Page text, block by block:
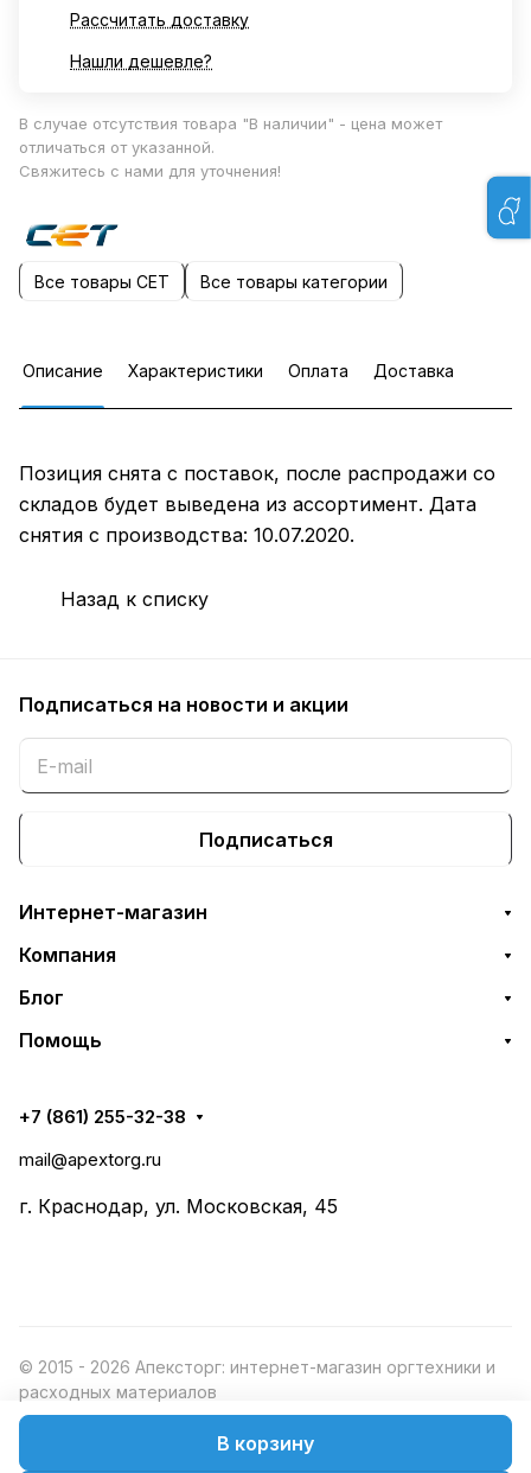
В корзину
Рассчитать доставку
Нашли дешевле?
В случае отсутствия товара "В наличии" - цена может
отличаться от указанной.
Свяжитесь с нами для уточнения!
Все товары CET Все товары категории
Описание Характеристики Оплата Доставка
Позиция снята с поставок, после распродажи со
складов будет выведена из ассортимент. Дата
снятия с производства: 10.07.2020.
Назад к списку
Подписаться на новости и акции
Подписаться
Интернет-магазин
Компания
Блог
Помощь
+7 (861) 255-32-38
mail@apextorg.ru
г. Краснодар, ул. Московская, 45
© 2015 - 2026 Апексторг: интернет-магазин оргтехники и
расходных материалов
Конфиденциальность